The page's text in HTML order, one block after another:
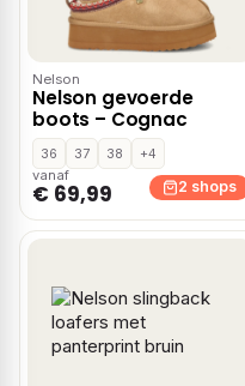
Nelson
Nelson gevoerde
boots – Cognac
36 37 38
+4
vanaf
€ 69,99 2 shops